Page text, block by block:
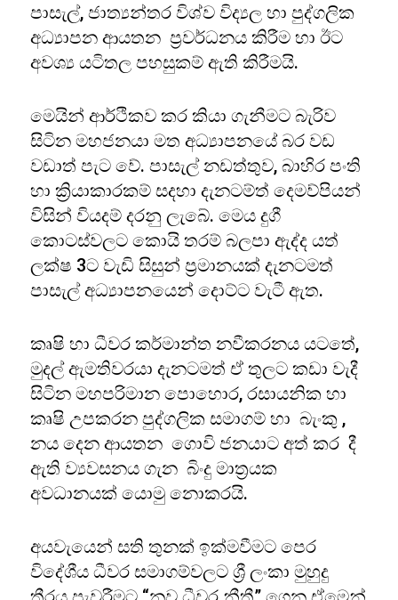
පාසැල්, ජාත්‍යන්තර විශ්ව විද්‍යල හා පුද්ගලික
අධ්‍යාපන ආයතන ප්‍රවර්ධනය කිරීම හා ඊට
අවශ්‍ය යටිතල පහසුකම් ඇති කිරීමයි.
මෙයින් ආර්ථිකව කර කියා ගැනීමට බැරිව
සිටින මහජනයා මත අධ්‍යාපනයේ බර වඩ
වඩාත් පැට වේ. පාසැල් නඩත්තුව, බාහිර පංති
හා ක්‍රියාකාරකම් සදහා දැනටම්ත් දෙමව්පියන්
විසින් වියදම් දරනු ලැබේ. මෙය දුගී
කොටස්වලට කොයි තරම් බලපා ඇද්ද යත්
ලක්ෂ 3ට වැඩි සිසුන් ප්‍රමානයක් දැනටමත්
පාසැල් අධ්‍යාපනයෙන් දොට්ට වැටී ඇත.
කෘෂි හා ධීවර කර්මාන්ත නවීකරනය යටතේ,
මුදල් ඇමතිවරයා දැනටමත් ඒ තුලට කඩා වැදී
සිටින මහපරිමාන පොහොර, රසායනික හා
කෘෂි උපකරන පුද්ගලික සමාගම් හා බැංකු ,
නය දෙන ආයතන ගොවි ජනයාට අත් කර දී
ඇති ව්‍යවසනය ගැන බිංදු මාත්‍රයක
අවධානයක් යොමු නොකරයි.
අයවැයෙන් සති තුනක් ඉක්මවීමට පෙර
විදේශීය ධීවර සමාගම්වලට ශ්‍රී ලංකා මුහුදු